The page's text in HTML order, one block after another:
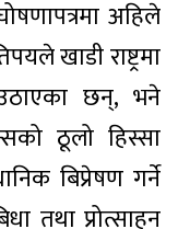
अहिले
खाडी राष्ट्रमा
छन्, भने
ठूलो हिस्सा
बिप्रेषण गर्ने
तथा प्रोत्साहन